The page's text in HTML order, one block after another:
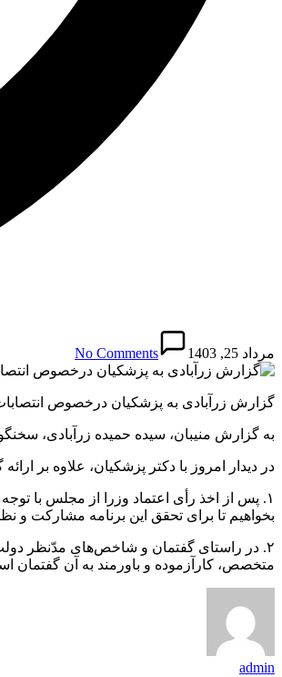
مرداد 25, 1403 No Comments
گزارش زرآبادی به پزشکیان درخصوص
به گزارش منیبان، سیده حمیده زرآبادی،
‌در دیدار امروز با دکتر پزشکیان، علاوه بر
بخواهیم تا برای تحقق این برنامه مشارکت و
‌۲. در راستای گفتمان و شاخص‌های مدّنظر
متخصص، کارآزموده و باورمند به آن گفتمان
admin